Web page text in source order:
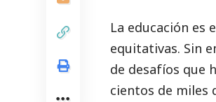
La educación es
equitativas. Sin
de desafíos que
cientos de miles